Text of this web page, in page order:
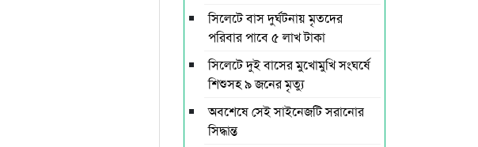
সিলেটে বাস দুর্ঘটনায় মৃতদের
পরিবার পাবে ৫ লাখ টাকা
সিলেটে দুই বাসের মুখোমুখি সংঘর্ষে
শিশুসহ ৯ জনের মৃত্যু
অবশেষে সেই সাইনেজটি সরানোর
সিদ্ধান্ত